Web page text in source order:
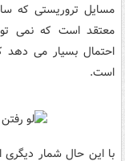
مسایل تروریستی که
معتقد است که نمی
احتمال بسیار می دهد
است.
با این حال شمار